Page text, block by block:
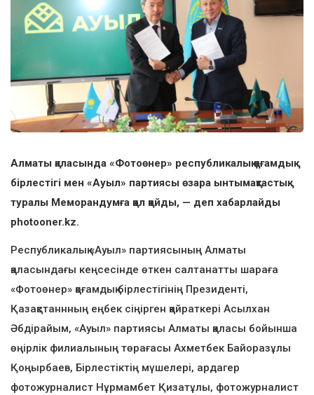
Алматы қаласында «Фотоөнер» республикалық қоғамдық
бірлестігі мен «Ауыл» партиясы өзара ынтымақтастық
туралы Меморандумға қол қойды, — деп хабарлайды
photooner.kz.
Республикалық «Ауыл» партиясының Алматы
қаласындағы кеңсесінде өткен салтанатты шараға
«Фотоөнер» қоғамдық бірлестігінің Президенті,
Қазақстаннның еңбек сіңірген қайраткері Асылхан
Әбдірайым, «Ауыл» партиясы Алматы қаласы бойынша
өңірлік филиалының төрағасы Ахметбек Байоразұлы
Қоңырбаев, Бірлестіктің мүшелері, ардагер
фотожурналист Нұрмамбет Қизатұлы, фотожурналист